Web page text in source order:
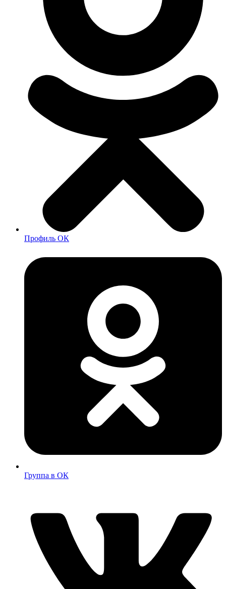
Профиль ОК
Группа в ОК